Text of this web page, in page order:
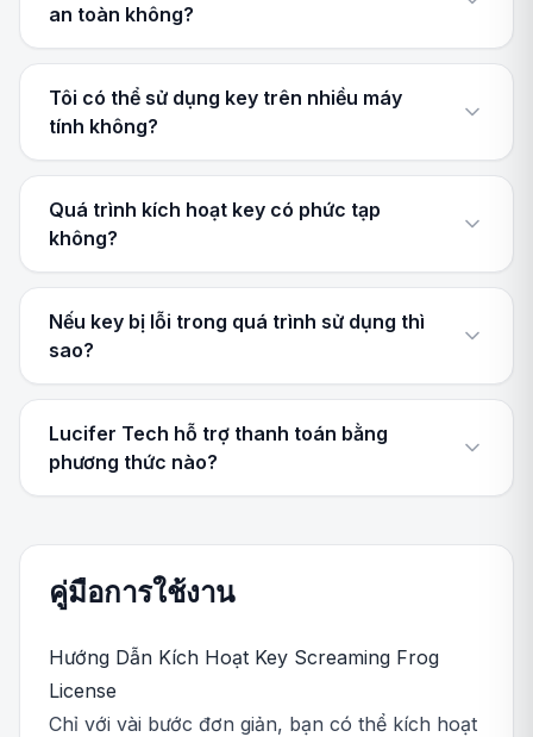
an toàn không?
Tôi có thể sử dụng key trên nhiều máy
tính không?
Quá trình kích hoạt key có phức tạp
không?
Nếu key bị lỗi trong quá trình sử dụng thì
sao?
Lucifer Tech hỗ trợ thanh toán bằng
phương thức nào?
คู่มือการใช้งาน
Hướng Dẫn Kích Hoạt Key Screaming Frog
License
Chỉ với vài bước đơn giản, bạn có thể kích hoạt